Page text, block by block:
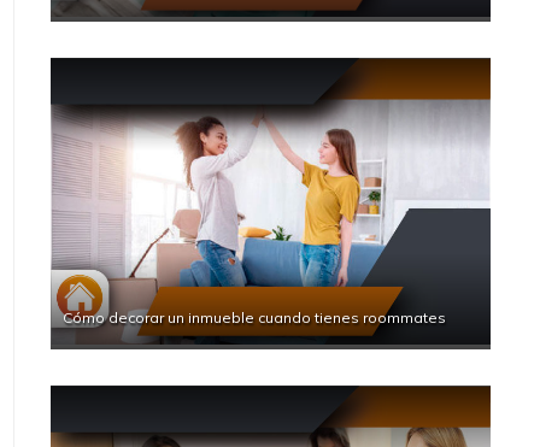
Cómo decorar un inmueble cuando tienes roommates